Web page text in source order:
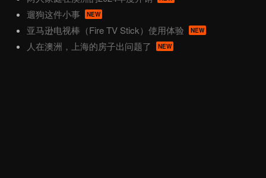
遛狗这件小事 NEW
亚马逊电视棒（Fire TV Stick）使用体验 NEW
人在澳洲，上海的房子出问题了 NEW